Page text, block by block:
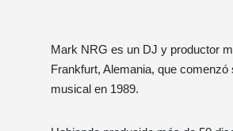
Mark NRG es un DJ y productor
Frankfurt, Alemania, que comenzó
musical en 1989.